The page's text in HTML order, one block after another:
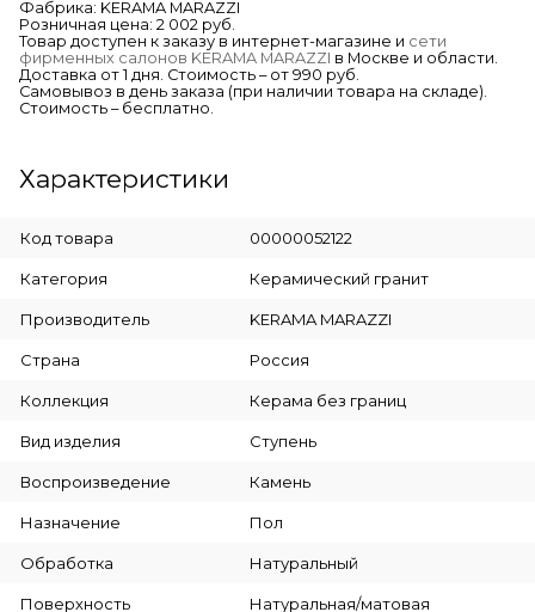
Фабрика: KERAMA MARAZZI
Розничная цена: 2 002 руб.
Товар доступен к заказу в интернет-магазине и сети
фирменных салонов KERAMA MARAZZI в Москве и области.
Доставка от 1 дня. Стоимость – от 990 руб.
Самовывоз в день заказа (при наличии товара на складе).
Стоимость – бесплатно.
Характеристики
Код товара 00000052122
Категория Керамический гранит
Производитель KERAMA MARAZZI
Страна Россия
Коллекция Керама без границ
Вид изделия Ступень
Воспроизведение Камень
Назначение Пол
Обработка Натуральный
Поверхность Натуральная/матовая